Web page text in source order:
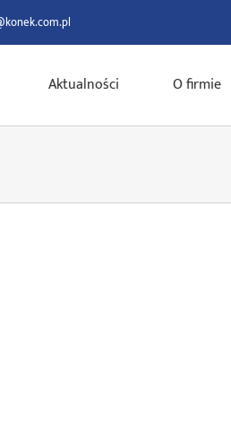
Aktualności O firmie